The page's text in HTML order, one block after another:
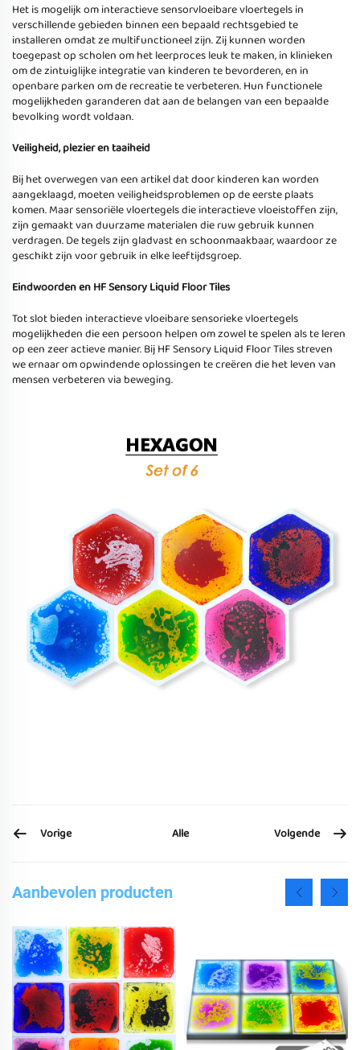
Het is mogelijk om interactieve sensorvloeibare vloertegels in
verschillende gebieden binnen een bepaald rechtsgebied te
installeren omdat ze multifunctioneel zijn. Zij kunnen worden
toegepast op scholen om het leerproces leuk te maken, in klinieken
om de zintuiglijke integratie van kinderen te bevorderen, en in
openbare parken om de recreatie te verbeteren. Hun functionele
mogelijkheden garanderen dat aan de belangen van een bepaalde
bevolking wordt voldaan.
Veiligheid, plezier en taaiheid
Bij het overwegen van een artikel dat door kinderen kan worden
aangeklaagd, moeten veiligheidsproblemen op de eerste plaats
komen. Maar sensoriële vloertegels die interactieve vloeistoffen zijn,
zijn gemaakt van duurzame materialen die ruw gebruik kunnen
verdragen. De tegels zijn gladvast en schoonmaakbaar, waardoor ze
geschikt zijn voor gebruik in elke leeftijdsgroep.
Eindwoorden en HF Sensory Liquid Floor Tiles
Tot slot bieden interactieve vloeibare sensorieke vloertegels
mogelijkheden die een persoon helpen om zowel te spelen als te leren
op een zeer actieve manier. Bij HF Sensory Liquid Floor Tiles streven
we ernaar om opwindende oplossingen te creëren die het leven van
mensen verbeteren via beweging.
Vorige Alle Volgende
Aanbevolen producten